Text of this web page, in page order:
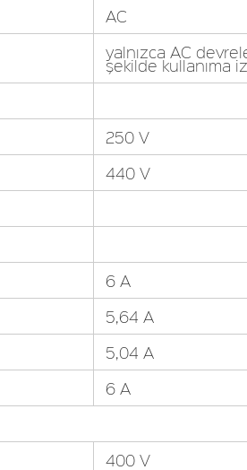
AC
yalnızca AC
şekilde kullanıma
250 V
440 V
6 A
5,64 A
5,04 A
6 A
400 V